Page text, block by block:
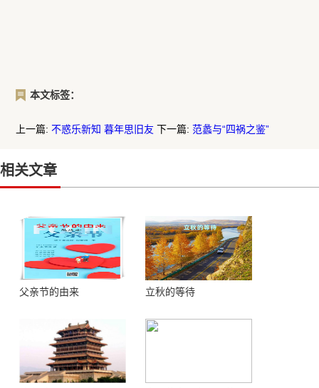
本文标签：
上一篇:不惑乐新知 暮年思旧友 下一篇:范蠡与“四祸之鉴”
相关文章
父亲节的由来 立秋的等待